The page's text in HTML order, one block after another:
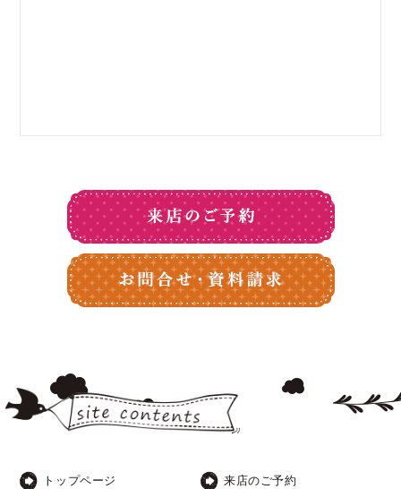
トップページ 来店のご予約